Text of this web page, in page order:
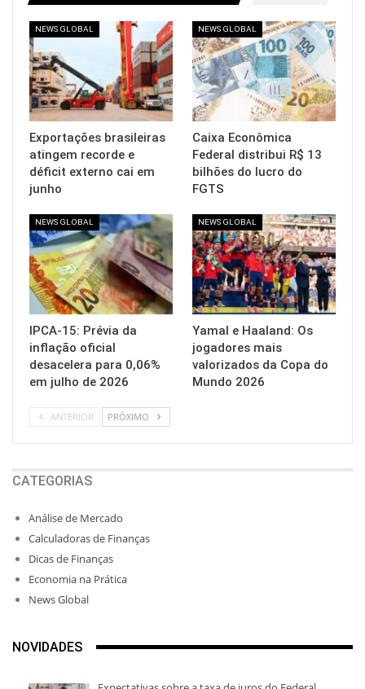
NEWS GLOBAL
Exportações brasileiras
atingem recorde e
déficit externo cai em
junho
NEWS GLOBAL
Caixa Econômica
Federal distribui R$ 13
bilhões do lucro do
FGTS
NEWS GLOBAL
IPCA-15: Prévia da
inflação oficial
desacelera para 0,06%
em julho de 2026
NEWS GLOBAL
Yamal e Haaland: Os
jogadores mais
valorizados da Copa do
Mundo 2026
ANTERIOR PRÓXIMO
CATEGORIAS
Análise de Mercado
Calculadoras de Finanças
Dicas de Finanças
Economia na Prática
News Global
NOVIDADES